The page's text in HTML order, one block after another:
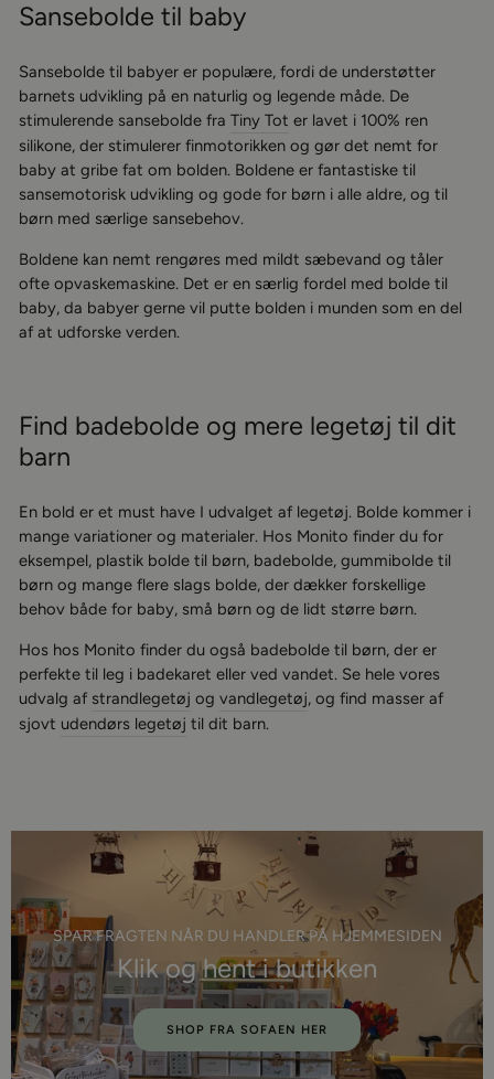
Sansebolde til baby
Sansebolde til babyer er populære, fordi de understøtter
barnets udvikling på en naturlig og legende måde. De
stimulerende sansebolde fra Tiny Tot er lavet i 100% ren
silikone, der stimulerer finmotorikken og gør det nemt for
baby at gribe fat om bolden. Boldene er fantastiske til
sansemotorisk udvikling og gode for børn i alle aldre, og til
børn med særlige sansebehov.
Boldene kan nemt rengøres med mildt sæbevand og tåler
ofte opvaskemaskine. Det er en særlig fordel med bolde til
baby, da babyer gerne vil putte bolden i munden som en del
af at udforske verden.
Find badebolde og mere legetøj til dit
barn
En bold er et must have I udvalget af legetøj. Bolde kommer i
mange variationer og materialer. Hos Monito finder du for
eksempel, plastik bolde til børn, badebolde, gummibolde til
børn og mange flere slags bolde, der dækker forskellige
behov både for baby, små børn og de lidt større børn.
Hos hos Monito finder du også badebolde til børn, der er
perfekte til leg i badekaret eller ved vandet. Se hele vores
udvalg af strandlegetøj og vandlegetøj, og find masser af
sjovt udendørs legetøj til dit barn.
SPAR FRAGTEN NÅR DU HANDLER PÅ HJEMMESIDEN
Klik og hent i butikken
SHOP FRA SOFAEN HER